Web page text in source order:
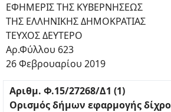
ΕΦΗΜΕΡΙΣ ΤΗΣ ΚΥΒΕΡΝΗΣΕΩΣ
ΤΗΣ ΕΛΛΗΝΙΚΗΣ ΔΗΜΟΚΡΑΤΙΑΣ
ΤΕΥΧΟΣ ΔΕΥΤΕΡΟ
Αρ.Φύλλου 623
26 Φεβρουαρίου 2019
Αριθμ. Φ.15/27268/Δ1 (1)
Ορισμός δήμων εφαρμογής